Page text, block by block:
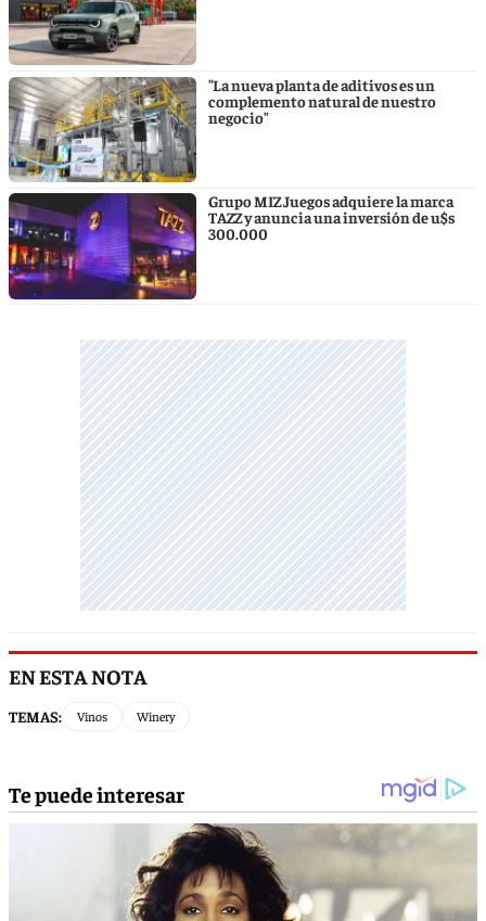
"La nueva planta de aditivos es un
complemento natural de nuestro
negocio"
Grupo MIZ Juegos adquiere la marca
TAZZ y anuncia una inversión de u$s
300.000
EN ESTA NOTA
TEMAS: Vinos Winery